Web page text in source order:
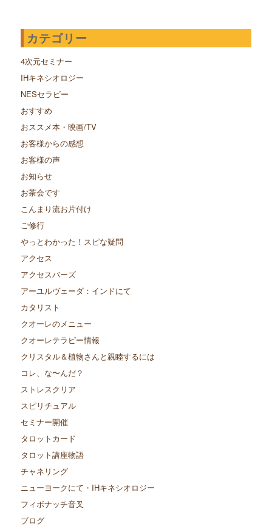
カテゴリー
4次元セミナー
IHキネシオロジー
NESセラピー
おすすめ
おススメ本・映画/TV
お客様からの感想
お客様の声
お知らせ
お茶会です
こんまり流お片付け
ご修行
やっとわかった！スピな疑問
アクセス
アクセスバーズ
アーユルヴェーダ：インドにて
カタリスト
クオーレのメニュー
クオーレテラピー情報
クリスタル＆植物さんと親睦するには
コレ、な〜んだ？
ストレスクリア
スピリチュアル
セミナー開催
タロットカード
タロット講座物語
チャネリング
ニューヨークにて・IHキネシオロジー
フィボナッチ音叉
ブログ